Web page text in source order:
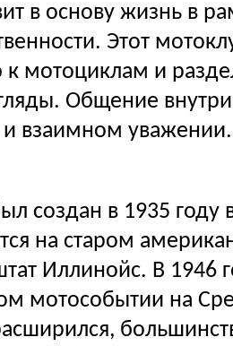
в основу жизнь в
Этот
мотоциклам и
Общение
взаимном уважении.
создан в 1935 году
на старом
Иллинойс. В 1946
мотособытии на